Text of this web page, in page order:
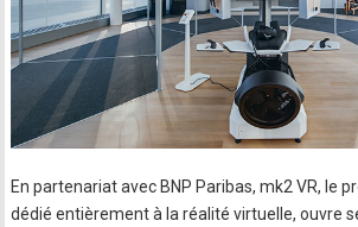
En partenariat avec BNP Paribas, mk2 VR, le
dédié entièrement à la réalité virtuelle, ouvre